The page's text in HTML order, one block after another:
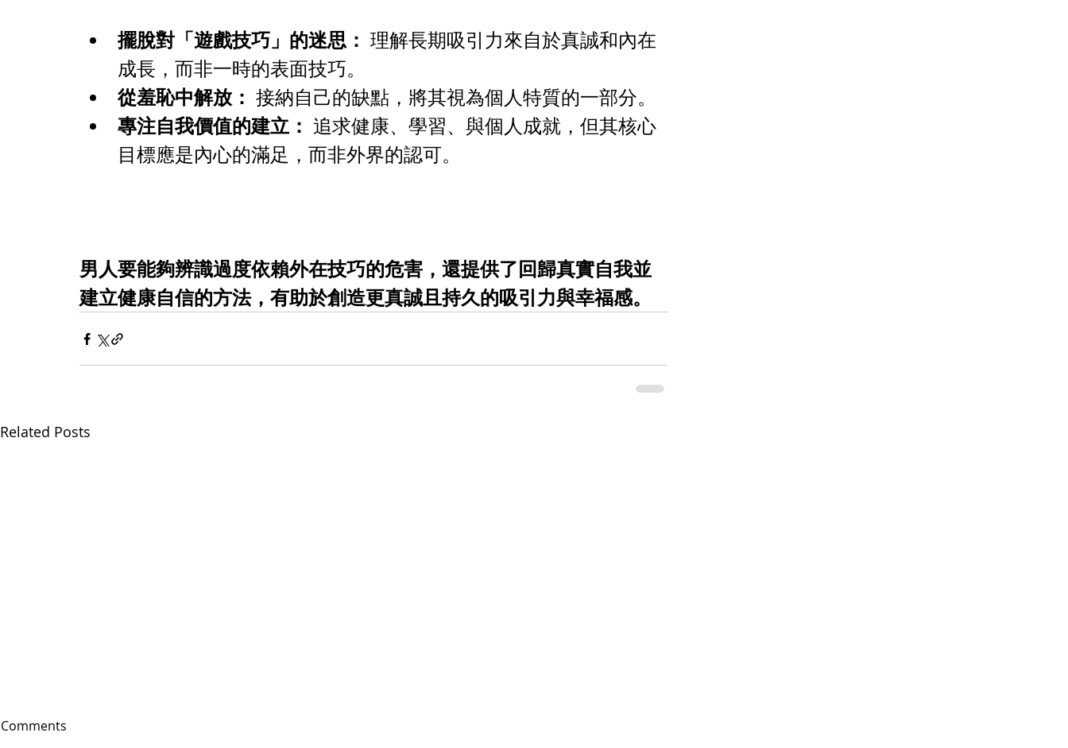
擺脫對「遊戲技巧」的迷思： 理解長期吸引力來自於真誠和內在
成長，而非一時的表面技巧。
從羞恥中解放： 接納自己的缺點，將其視為個人特質的一部分。
專注自我價值的建立： 追求健康、學習、與個人成就，但其核心
目標應是內心的滿足，而非外界的認可。
男人要能夠辨識過度依賴外在技巧的危害，還提供了回歸真實自我並
建立健康自信的方法，有助於創造更真誠且持久的吸引力與幸福感。
Related Posts
Comments